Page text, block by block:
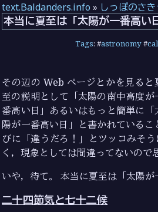
text.Baldanders.info » しっぽのさ
本当に夏至は「太陽が一番高い
Tags: #astronomy#
その辺の Web ページとかを見ると
至の説明として「太陽の南中高度が
番高い日」あるいはもっと簡単に「
陽が一番高い日」と書かれている
びに「違うだろ！」とツッコみそ
く，現象としては間違ってないので
いや，待て。 本当に夏至は「太陽が
二十四節気と七十二候